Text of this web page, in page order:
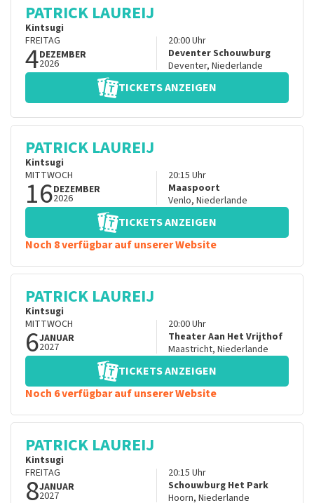
PATRICK LAUREIJ
Kintsugi
FREITAG
4DEZEMBER
2026
20:00Uhr
Deventer Schouwburg
Deventer, Niederlande
TICKETS ANZEIGEN
PATRICK LAUREIJ
Kintsugi
MITTWOCH
16DEZEMBER
2026
20:15 Uhr
Maaspoort
Venlo, Niederlande
TICKETS ANZEIGEN
Noch 8 verfügbar auf unserer Website
PATRICK LAUREIJ
Kintsugi
MITTWOCH
6JANUAR
2027
20:00Uhr
Theater Aan Het Vrijthof
Maastricht, Niederlande
TICKETS ANZEIGEN
Noch 6 verfügbar auf unserer Website
PATRICK LAUREIJ
Kintsugi
FREITAG
8JANUAR
2027
20:15 Uhr
Schouwburg Het Park
Hoorn, Niederlande